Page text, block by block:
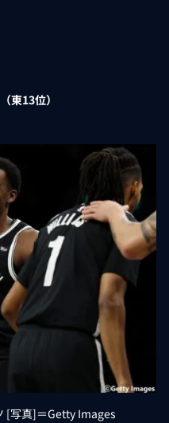
東13位）
[写真]＝Getty Images